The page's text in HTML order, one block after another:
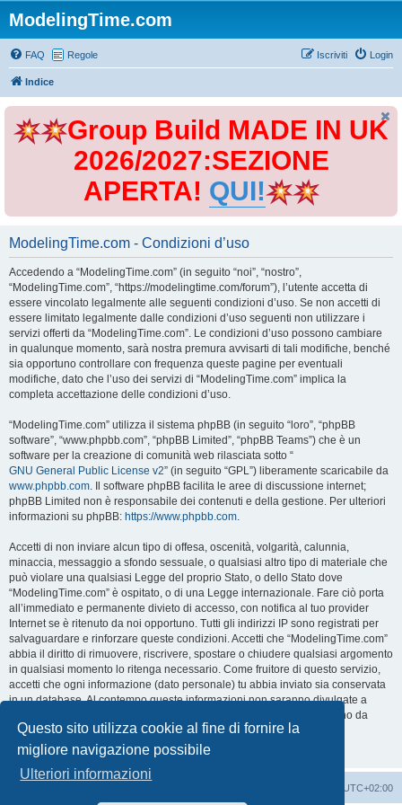
Questo sito utilizza cookie al fine di fornire la
migliore navigazione possibile
Ulteriori informazioni
ModelingTime.com
FAQ Regole Login
Iscriviti
Indice
Group Build MADE IN UK
2026/2027:SEZIONE
APERTA! QUI!
ModelingTime.com - Condizioni d’uso
Accedendo a “ModelingTime.com” (in seguito “noi”, “nostro”,
“ModelingTime.com”, “https://modelingtime.com/forum”), l’utente accetta di
essere vincolato legalmente alle seguenti condizioni d’uso. Se non accetti di
essere limitato legalmente dalle condizioni d’uso seguenti non utilizzare i
servizi offerti da “ModelingTime.com”. Le condizioni d’uso possono cambiare
in qualunque momento, sarà nostra premura avvisarti di tali modifiche, benché
sia opportuno controllare con frequenza queste pagine per eventuali
modifiche, dato che l’uso dei servizi di “ModelingTime.com” implica la
completa accettazione delle condizioni d’uso.
“ModelingTime.com” utilizza il sistema phpBB (in seguito “loro”, “phpBB
software”, “www.phpbb.com”, “phpBB Limited”, “phpBB Teams”) che è un
software per la creazione di comunità web rilasciata sotto “
GNU General Public License v2” (in seguito “GPL”) liberamente scaricabile da
www.phpbb.com. Il software phpBB facilita le aree di discussione internet;
phpBB Limited non è responsabile dei contenuti e della gestione. Per ulteriori
informazioni su phpBB: https://www.phpbb.com.
Accetti di non inviare alcun tipo di offesa, oscenità, volgarità, calunnia,
minaccia, messaggio a sfondo sessuale, o qualsiasi altro tipo di materiale che
può violare una qualsiasi Legge del proprio Stato, o dello Stato dove
“ModelingTime.com” è ospitato, o di una Legge internazionale. Fare ciò porta
all’immediato e permanente divieto di accesso, con notifica al tuo provider
Internet se è ritenuto da noi opportuno. Tutti gli indirizzi IP sono registrati per
salvaguardare e rinforzare queste condizioni. Accetti che “ModelingTime.com”
abbia il diritto di rimuovere, riscrivere, spostare o chiudere qualsiasi argomento
in qualsiasi momento lo ritenga necessario. Come fruitore di questo servizio,
accetti che ogni informazione (dato personale) tu abbia inviato sia conservata
in un database. Al contempo queste informazioni non saranno divulgate a
nessuno senza il tuo consenso, né “ModelingTime.com” o phpBB sono da
ritenersi responsabili per qualsiasi violazione al sistema che possa
compromettere queste informazioni.
UTC+02:00